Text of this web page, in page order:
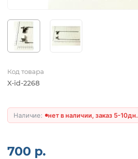
Код товара
X-id-2268
нет в наличии, заказ 5-10дн.
700 р.